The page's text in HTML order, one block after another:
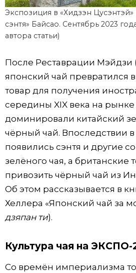
Экспозиция в «Хидзэн
сэнтя» Байсао. Сентябрь 2023
автора статьи)
После Реставрации Мэйдзи
японский чай превратился
товар для получения
середины XIX века на
доминировали китайский
чёрный чай. Впоследствии
появились сэнтя и другие
зелёного чая, а британские
привозить чёрный чай из
Об этом рассказывается в
Хеллера «Японский чай за
дзяпан ти).
Культура чая на ЭКСПО-
Со времён империализма